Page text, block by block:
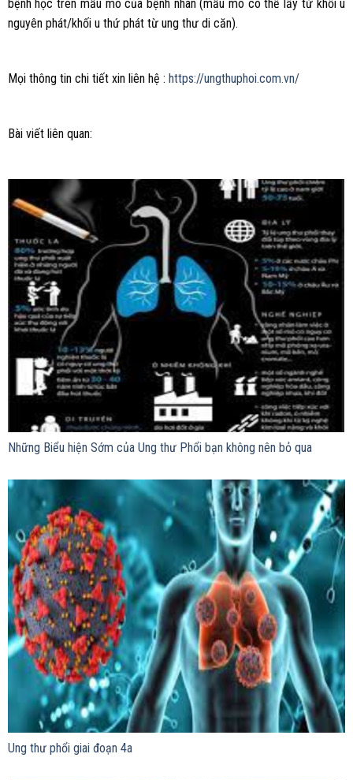
bệnh học trên mẫu mô của bệnh nhân (mẫu mô có thể lấy từ khối u
nguyên phát/khối u thứ phát từ ung thư di căn).
Mọi thông tin chi tiết xin liên hệ : https://ungthuphoi.com.vn/
Bài viết liên quan:
Những Biểu hiện Sớm của Ung thư Phổi bạn không nên bỏ qua
Ung thư phổi giai đoạn 4a